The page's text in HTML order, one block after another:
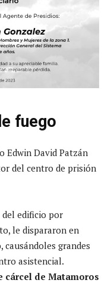
fuego
Edwin David Patzán
del centro de prisión
del edificio por
le dispararon en
causándoles grandes
asistencial.
cárcel de Matamoros